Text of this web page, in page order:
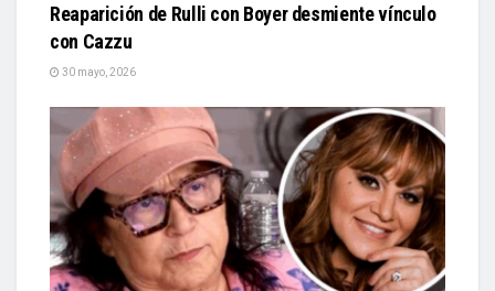
Reaparición de Rulli con Boyer desmiente vínculo
con Cazzu
30 mayo, 2026